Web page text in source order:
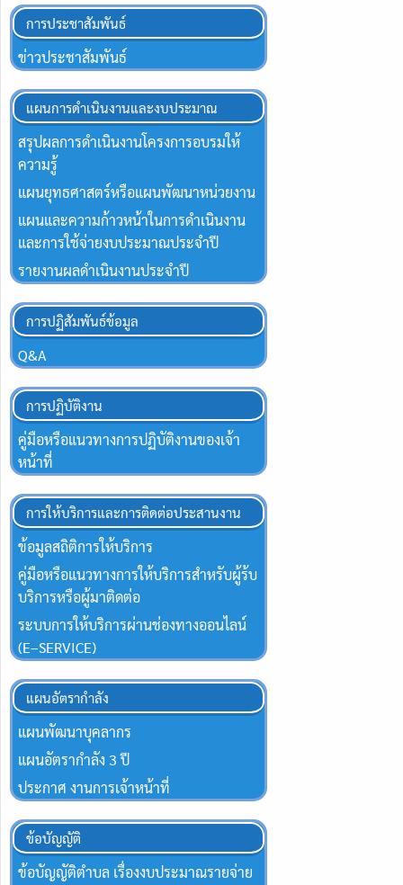
การประชาสัมพันธ์
ข่าวประชาสัมพันธ์
แผนการดำเนินงานและงบประมาณ
สรุปผลการดำเนินงานโครงการอบรมให้
ความรู้
แผนยุทธศาสตร์หรือแผนพัฒนาหน่วยงาน
แผนและความก้าวหน้าในการดำเนินงาน
และการใช้จ่ายงบประมาณประจำปี
รายงานผลดำเนินงานประจำปี
การปฏิสัมพันธ์ข้อมูล
Q&A
การปฏิบัติงาน
คู่มือหรือแนวทางการปฏิบัติงานของเจ้า
หน้าที่
การให้บริการและการติดต่อประสานงาน
ข้อมูลสถิติการให้บริการ
คู่มือหรือแนวทางการให้บริการสำหรับผู้ร้บ
บริการหรือผู้มาติดต่อ
ระบบการให้บริการผ่านช่องทางออนไลน์
(E–SERVICE)
แผนอัตรากำลัง
แผนพัฒนาบุคลากร
แผนอัตรากำลัง 3 ปี
ประกาศ งานการเจ้าหน้าที่
ข้อบัญญัติ
ข้อบัญญัติตำบล เรื่องงบประมาณรายจ่าย